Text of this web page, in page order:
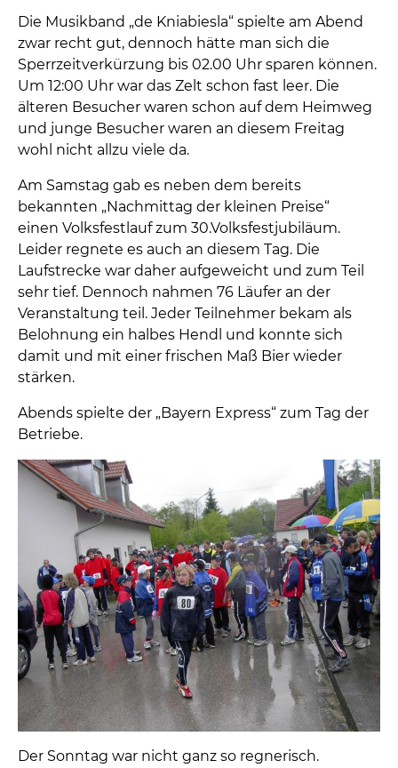
Die Musikband „de Kniabiesla“ spielte am Abend
zwar recht gut, dennoch hätte man sich die
Sperrzeitverkürzung bis 02.00 Uhr sparen können.
Um 12:00 Uhr war das Zelt schon fast leer. Die
älteren Besucher waren schon auf dem Heimweg
und junge Besucher waren an diesem Freitag
wohl nicht allzu viele da.
Am Samstag gab es neben dem bereits
bekannten „Nachmittag der kleinen Preise“
einen Volksfestlauf zum 30.Volksfestjubiläum.
Leider regnete es auch an diesem Tag. Die
Laufstrecke war daher aufgeweicht und zum Teil
sehr tief. Dennoch nahmen 76 Läufer an der
Veranstaltung teil. Jeder Teilnehmer bekam als
Belohnung ein halbes Hendl und konnte sich
damit und mit einer frischen Maß Bier wieder
stärken.
Abends spielte der „Bayern Express“ zum Tag der
Betriebe.
Der Sonntag war nicht ganz so regnerisch.